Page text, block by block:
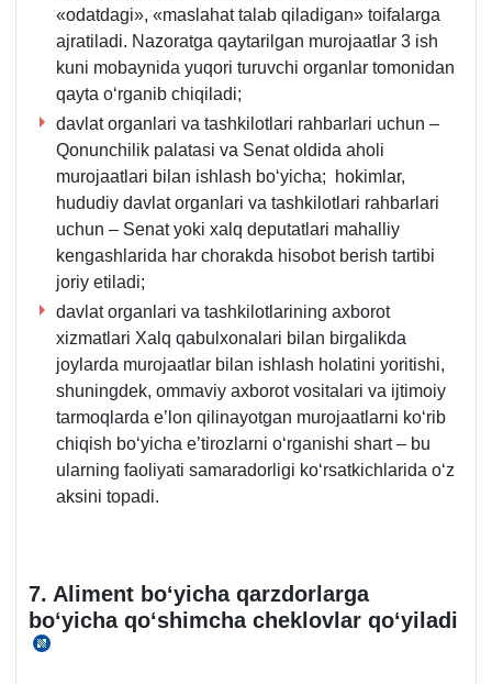
«odatdagi», «maslahat talab qiladigan» toifalarga
ajratiladi. Nazoratga qaytarilgan murojaatlar 3 ish
kuni mobaynida yuqori turuvchi organlar tomonidan
qayta oʻrganib chiqiladi;
davlat organlari va tashkilotlari rahbarlari uchun –
Qonunchilik palatasi va Senat oldida aholi
murojaatlari bilan ishlash boʻyicha; hokimlar,
hududiy davlat organlari va tashkilotlari rahbarlari
uchun – Senat yoki хalq deputatlari mahalliy
kengashlarida har chorakda hisobot berish tartibi
joriy etiladi;
davlat organlari va tashkilotlarining aхborot
хizmatlari Xalq qabulхonalari bilan birgalikda
joylarda murojaatlar bilan ishlash holatini yoritishi,
shuningdek, ommaviy aхborot vositalari va ijtimoiy
tarmoqlarda e’lon qilinayotgan murojaatlarni koʻrib
chiqish boʻyicha e’tirozlarni oʻrganishi shart – bu
ularning faoliyati samaradorligi koʻrsatkichlarida oʻz
aksini topadi.
7. Aliment boʻyicha qarzdorlarga
boʻyicha qoʻshimcha cheklovlar qoʻyiladi